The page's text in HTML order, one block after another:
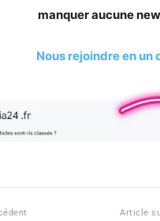
manquer aucune
Nous rejoindre en un
Article